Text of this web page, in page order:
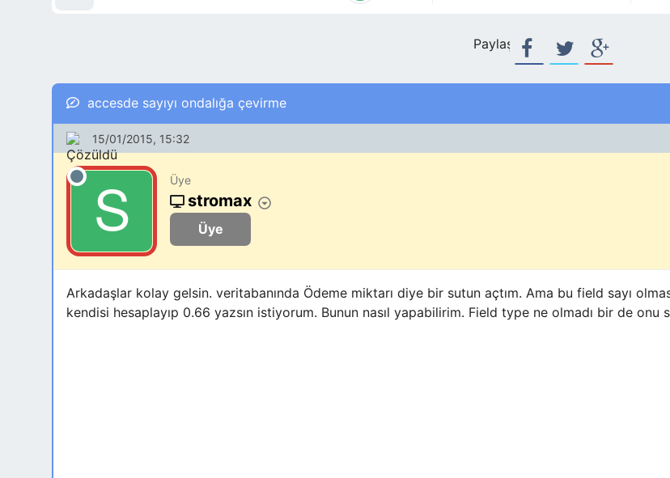
Paylaş:
accesde sayıyı ondalığa çevirme
15/01/2015, 15:32
Üye
stromax
Üye
Arkadaşlar kolay gelsin. veritabanında Ödeme miktarı diye bir sutun açtım. Ama bu field sayı
kendisi hesaplayıp 0.66 yazsın istiyorum. Bunun nasıl yapabilirim. Field type ne olmadı bir de onu